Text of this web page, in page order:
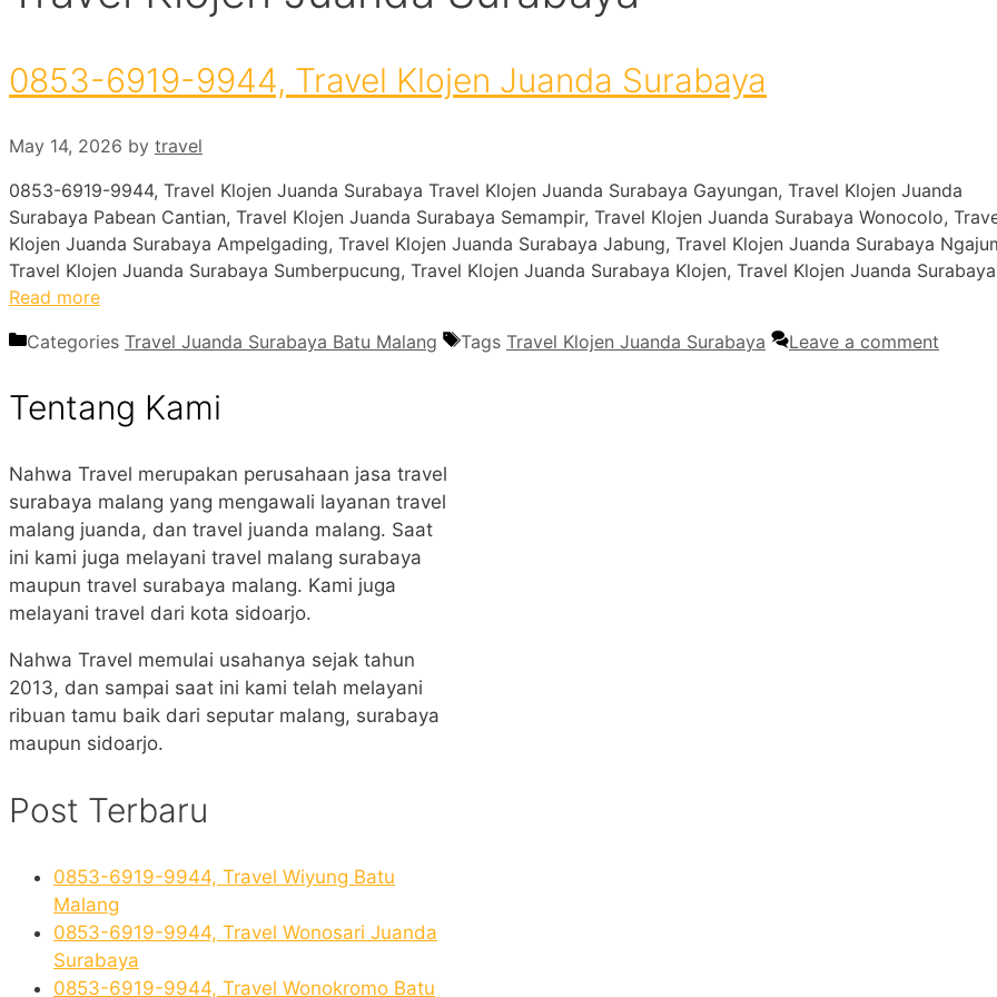
0853-6919-9944, Travel Klojen Juanda Surabaya
May 14, 2026 by travel
0853-6919-9944, Travel Klojen Juanda Surabaya Travel Klojen Juanda Surabaya Gayungan, Travel Klojen Juanda
Surabaya Pabean Cantian, Travel Klojen Juanda Surabaya Semampir, Travel Klojen Juanda Surabaya Wonocolo,
Klojen Juanda Surabaya Ampelgading, Travel Klojen Juanda Surabaya Jabung, Travel Klojen Juanda Surabaya
Travel Klojen Juanda Surabaya Sumberpucung, Travel Klojen Juanda Surabaya Klojen, Travel Klojen Juanda
Read more
Categories Travel Juanda Surabaya Batu Malang Tags Travel Klojen Juanda Surabaya Leave a comment
Tentang Kami
Nahwa Travel merupakan perusahaan jasa travel
surabaya malang yang mengawali layanan travel
malang juanda, dan travel juanda malang. Saat
ini kami juga melayani travel malang surabaya
maupun travel surabaya malang. Kami juga
melayani travel dari kota sidoarjo.
Nahwa Travel memulai usahanya sejak tahun
2013, dan sampai saat ini kami telah melayani
ribuan tamu baik dari seputar malang, surabaya
maupun sidoarjo.
Post Terbaru
0853-6919-9944, Travel Wiyung Batu
Malang
0853-6919-9944, Travel Wonosari Juanda
Surabaya
0853-6919-9944, Travel Wonokromo Batu